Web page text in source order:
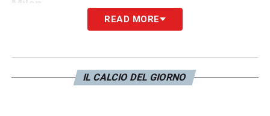
Milan
READ MORE
IL CALCIO DEL GIORNO